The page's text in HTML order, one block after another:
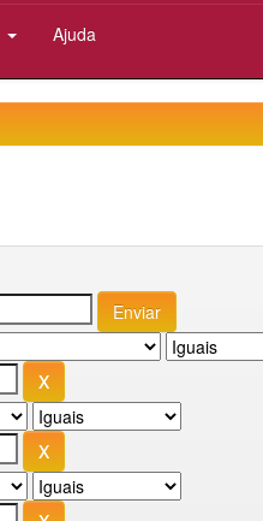
Ajuda